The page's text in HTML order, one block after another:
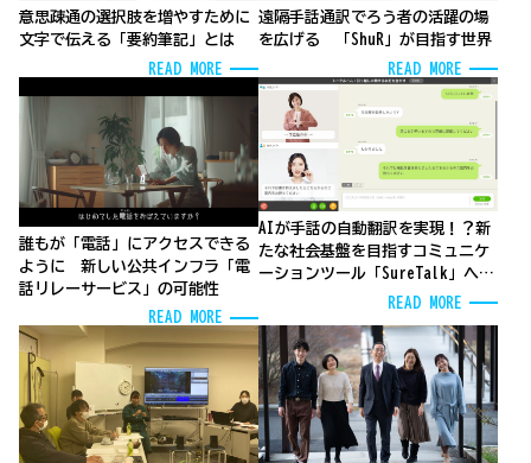
意思疎通の選択肢を増やすために
文字で伝える「要約筆記」とは
READ MORE
遠隔手話通訳でろう者の活躍の場
を広げる 「ShuR」が目指す世界
READ MORE
誰もが「電話」にアクセスできる
ように 新しい公共インフラ「電
話リレーサービス」の可能性
READ MORE
AIが手話の自動翻訳を実現！？新
たな社会基盤を目指すコミュニケ
ーションツール「SureTalk」への
READ MORE